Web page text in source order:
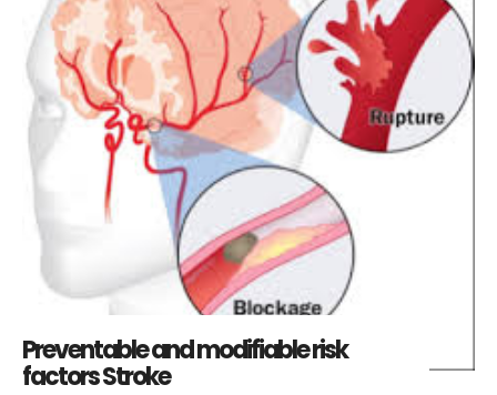
Preventable and modifiable risk
factors Stroke